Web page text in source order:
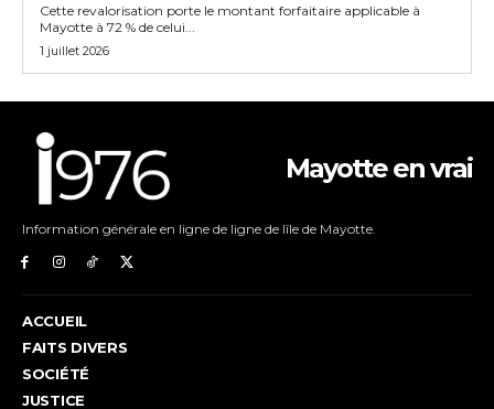
Cette revalorisation porte le montant forfaitaire applicable à
Mayotte à 72 % de celui...
1 juillet 2026
Mayotte en vrai
Information générale en ligne de ligne de lîle de Mayotte.
ACCUEIL
FAITS DIVERS
SOCIÉTÉ
JUSTICE